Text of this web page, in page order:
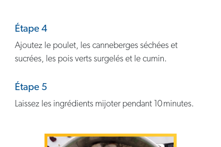
Étape 4
Ajoutez le poulet, les canneberges séchées et
sucrées, les pois verts surgelés et le cumin.
Étape 5
Laissez les ingrédients mijoter pendant 10 minutes.